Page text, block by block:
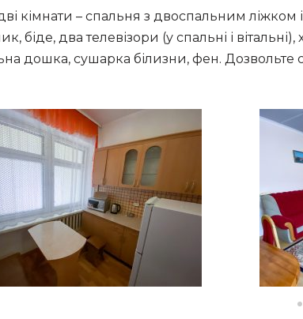
кімнати – спальня з двоспальним ліжком і
біде, два телевізори (у спальні і
дошка, сушарка білизни, фен. Дозвольте